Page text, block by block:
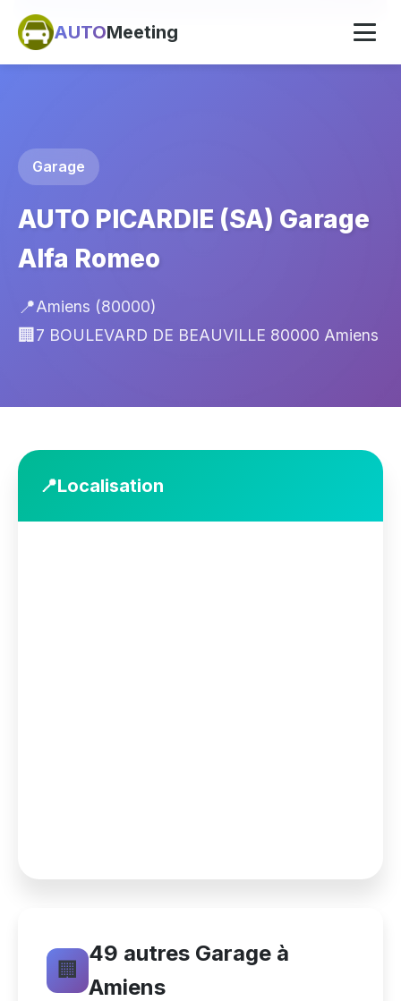
AUTOMeeting
Garage
AUTO PICARDIE (SA) Garage
Alfa Romeo
📍Amiens (80000)
🏢 7 BOULEVARD DE BEAUVILLE 80000 Amiens
📍Localisation
🏢
49 autres Garage à
Amiens